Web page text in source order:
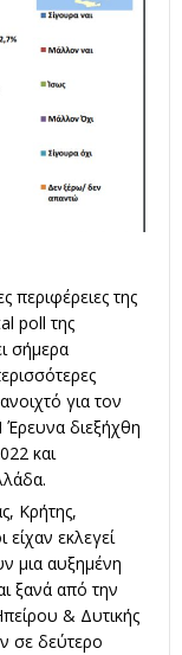
περιφέρειες της
poll της
σήμερα
για τον
διεξήχθη
και
Κρήτης,
είχαν εκλεγεί
μια αυξημένη
ξανά από την
& Δυτικής
σε δεύτερο